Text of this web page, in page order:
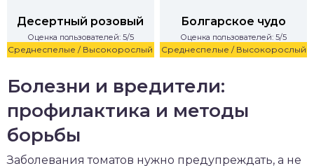
Среднеспелые / Высокорослый
Десертный розовый
Оценка пользователей: 5/5
Среднеспелые / Высокорослый
Болгарское чудо
Оценка пользователей: 5/5
Болезни и вредители:
профилактика и методы
борьбы
Заболевания томатов нужно предупреждать, а не